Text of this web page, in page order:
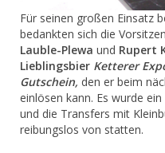
Für seinen großen Einsatz
bedankten sich die
Lauble-Plewa und Rupert
Lieblingsbier Ketterer
Gutschein, den er beim
einlösen kann. Es wurde
und die Transfers mit
reibungslos von statten.